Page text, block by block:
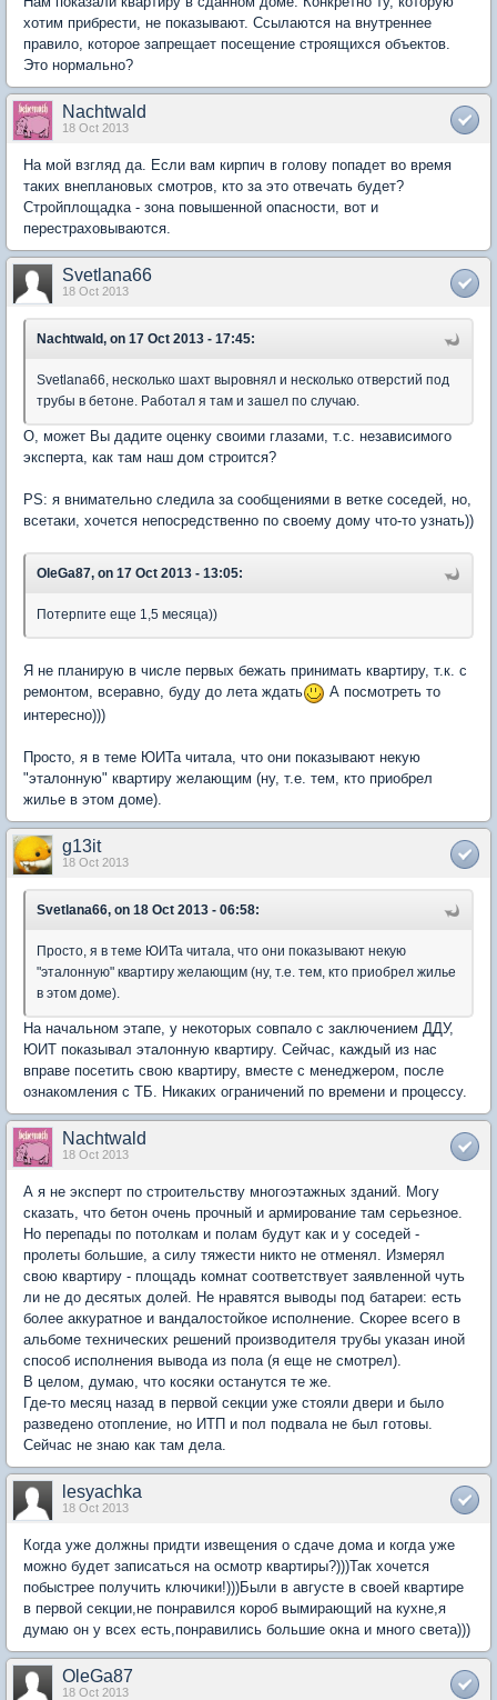
хотим прибрести, не показывают. Ссылаются на внутреннее
правило, которое запрещает посещение строящихся объектов.
Это нормально?
Nachtwald
18 Oct 2013
На мой взгляд да. Если вам кирпич в голову попадет во время
таких внеплановых смотров, кто за это отвечать будет?
Стройплощадка - зона повышенной опасности, вот и
перестраховываются.
Svetlana66
18 Oct 2013
Nachtwald, on 17 Oct 2013 - 17:45:
Svetlana66, несколько шахт выровнял и несколько отверстий под
трубы в бетоне. Работал я там и зашел по случаю.
О, может Вы дадите оценку своими глазами, т.с. независимого
эксперта, как там наш дом строится?
PS: я внимательно следила за сообщениями в ветке соседей, но,
всетаки, хочется непосредственно по своему дому что-то узнать))
OleGa87, on 17 Oct 2013 - 13:05:
Потерпите еще 1,5 месяца))
Я не планирую в числе первых бежать принимать квартиру, т.к. с
ремонтом, всеравно, буду до лета ждать
А посмотреть то
интересно)))
Просто, я в теме ЮИТа читала, что они показывают некую
"эталонную" квартиру желающим (ну, т.е. тем, кто приобрел
жилье в этом доме).
g13it
18 Oct 2013
Svetlana66, on 18 Oct 2013 - 06:58:
Просто, я в теме ЮИТа читала, что они показывают некую
"эталонную" квартиру желающим (ну, т.е. тем, кто приобрел жилье
в этом доме).
На начальном этапе, у некоторых совпало с заключением ДДУ,
ЮИТ показывал эталонную квартиру. Сейчас, каждый из нас
вправе посетить свою квартиру, вместе с менеджером, после
ознакомления с ТБ. Никаких ограничений по времени и процессу.
Nachtwald
18 Oct 2013
А я не эксперт по строительству многоэтажных зданий. Могу
сказать, что бетон очень прочный и армирование там серьезное.
Но перепады по потолкам и полам будут как и у соседей -
пролеты большие, а силу тяжести никто не отменял. Измерял
свою квартиру - площадь комнат соответствует заявленной чуть
ли не до десятых долей. Не нравятся выводы под батареи: есть
более аккуратное и вандалостойкое исполнение. Скорее всего в
альбоме технических решений производителя трубы указан иной
способ исполнения вывода из пола (я еще не смотрел).
В целом, думаю, что косяки останутся те же.
Где-то месяц назад в первой секции уже стояли двери и было
разведено отопление, но ИТП и пол подвала не был готовы.
Сейчас не знаю как там дела.
lesyachka
18 Oct 2013
Когда уже должны придти извещения о сдаче дома и когда уже
можно будет записаться на осмотр квартиры?)))Так хочется
побыстрее получить ключики!)))Были в августе в своей квартире
в первой секции,не понравился короб вымирающий на кухне,я
думаю он у всех есть,понравились большие окна и много света)))
OleGa87
18 Oct 2013